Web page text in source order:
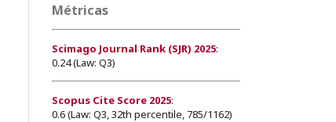
Métricas
Scimago Journal Rank (SJR) 2025:
0.24 (Law: Q3)
Scopus Cite Score 2025:
0.6 (Law: Q3, 32th percentile, 785/1162)